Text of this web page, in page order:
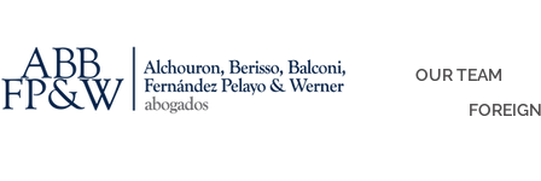
OUR TEAM